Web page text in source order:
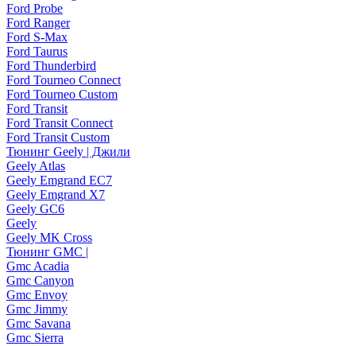
Ford Probe
Ford Ranger
Ford S-Max
Ford Taurus
Ford Thunderbird
Ford Tourneo Connect
Ford Tourneo Custom
Ford Transit
Ford Transit Connect
Ford Transit Custom
Тюнинг Geely | Джили
Geely Atlas
Geely Emgrand EC7
Geely Emgrand X7
Geely GC6
Geely
Geely MK Cross
Тюнинг GMC |
Gmc Acadia
Gmc Canyon
Gmc Envoy
Gmc Jimmy
Gmc Savana
Gmc Sierra